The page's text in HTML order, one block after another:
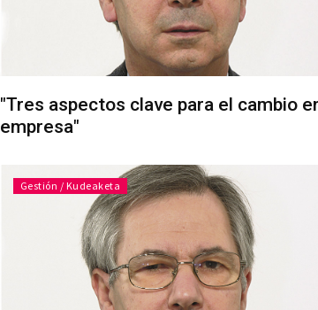
"Tres aspectos clave para el cambio
empresa"
Gestión / Kudeaketa